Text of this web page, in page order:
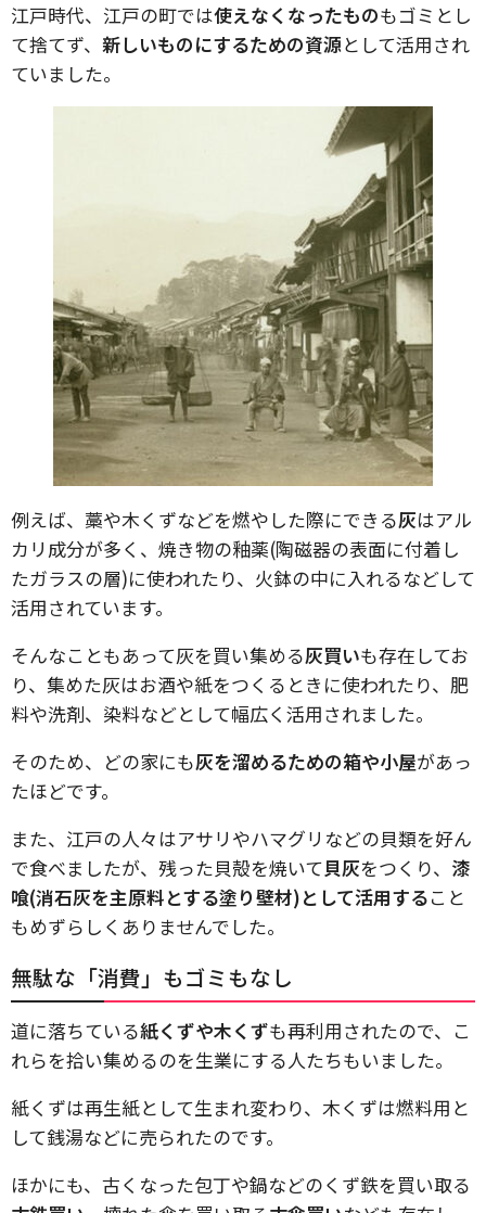
江戸時代、江戸の町では使えなくなったものもゴミとし
て捨てず、 新しいものにするための資源として活用され
ていました。
例えば、藁や木くずなどを燃やした際にできる灰はアル
カリ成分が多く、焼き物の釉薬(陶磁器の表面に付着し
たガラスの層)に使われたり、火鉢の中に入れるなどして
活用されています。
そんなこともあって灰を買い集める灰買いも存在してお
り、集めた灰はお酒や紙をつくるときに使われたり、肥
料や洗剤、染料などとして幅広く活用されました。
そのため、どの家にも灰を溜めるための箱や小屋があっ
たほどです。
また、江戸の人々はアサリやハマグリなどの貝類を好ん
で食べましたが、残った貝殻を焼いて貝灰をつくり、 漆
喰(消石灰を主原料とする塗り壁材)として活用すること
もめずらしくありませんでした。
無駄な「消費」もゴミもなし
道に落ちている紙くずや木くずも再利用されたので、こ
れらを拾い集めるのを生業にする人たちもいました。
紙くずは再生紙として生まれ変わり、木くずは燃料用と
して銭湯などに売られたのです。
ほかにも、古くなった包丁や鍋などのくず鉄を買い取る